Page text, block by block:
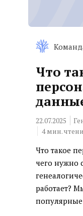
Что
22.07.2025
4мин.
Что такое
чего нужно
работает?